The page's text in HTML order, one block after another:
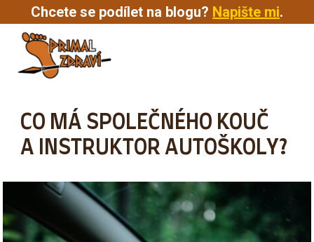
Chcete se podílet na blogu? Napište mi.
CO MÁ SPOLEČNÉHO KOUČ
A INSTRUKTOR AUTOŠKOLY?